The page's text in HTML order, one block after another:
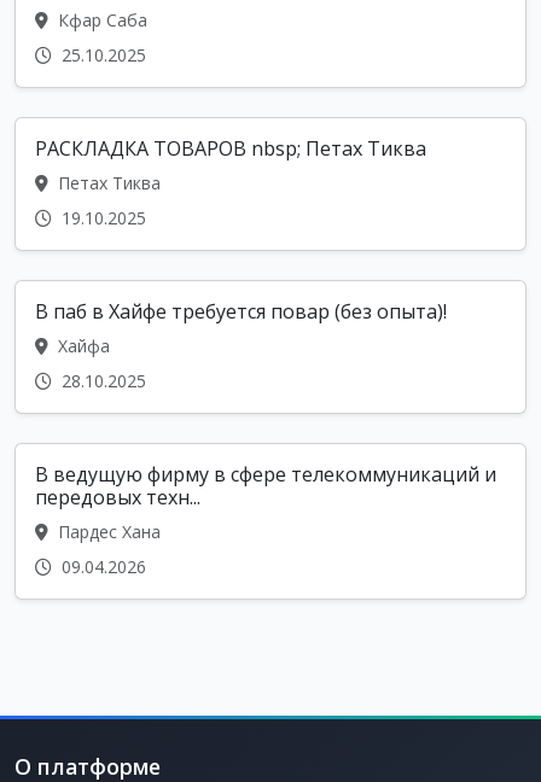
Кфар Саба
25.10.2025
РАСКЛАДКА ТОВАРОВ nbsp; Петах Тиква
Петах Тиква
19.10.2025
В паб в Хайфе требуется повар (без опыта)!
Хайфа
28.10.2025
В ведущую фирму в сфере телекоммуникаций и
передовых техн...
Пардес Хана
09.04.2026
О платформе